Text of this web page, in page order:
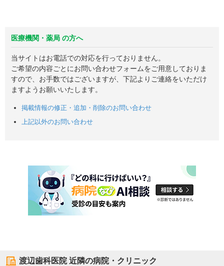
医療機関・薬局 の方へ
当サイトはお電話での対応を行っておりません。
ご希望の内容ごとにお問い合わせフォームをご用意しておりま
すので、お手数ではございますが、下記よりご連絡をいただけ
ますようお願いいたします。
掲載情報の修正・追加・削除のお問い合わせ
上記以外のお問い合わせ
渡辺歯科医院近隣の病院・クリニック